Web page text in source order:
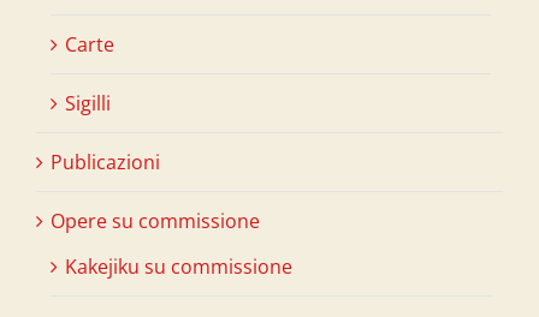
Carte
Sigilli
Publicazioni
Opere su commissione
Kakejiku su commissione